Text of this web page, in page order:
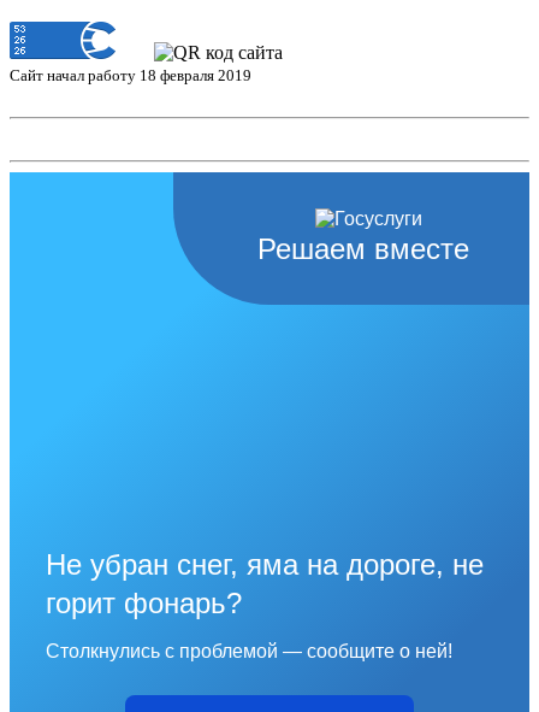
Сайт начал работу 18 февраля 2019
Решаем вместе
Не убран снег, яма на дороге, не
горит фонарь?
Столкнулись с проблемой — сообщите о ней!